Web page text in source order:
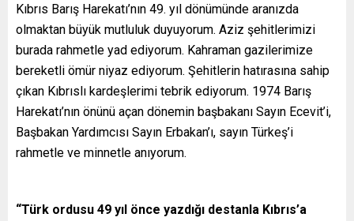
Kıbrıs Barış Harekatı’nın 49. yıl dönümünde aranızda
olmaktan büyük mutluluk duyuyorum. Aziz şehitlerimizi
burada rahmetle yad ediyorum. Kahraman gazilerimize
bereketli ömür niyaz ediyorum. Şehitlerin hatırasına sahip
çıkan Kıbrıslı kardeşlerimi tebrik ediyorum. 1974 Barış
Harekatı’nın önünü açan dönemin başbakanı Sayın Ecevit’i,
Başbakan Yardımcısı Sayın Erbakan’ı, sayın Türkeş’i
rahmetle ve minnetle anıyorum.
“Türk ordusu 49 yıl önce yazdığı destanla Kıbrıs’a